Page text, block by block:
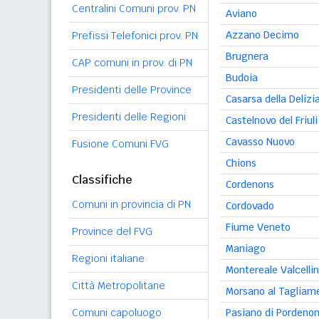
Centralini Comuni prov. PN
Prefissi Telefonici prov. PN
CAP comuni in prov. di PN
Presidenti delle Province
Presidenti delle Regioni
Fusione Comuni FVG
Classifiche
Comuni in provincia di PN
Province del FVG
Regioni italiane
Città Metropolitane
Comuni capoluogo
Aviano
Azzano Decimo
Brugnera
Budoia
Casarsa della
Castelnovo del Friuli
Cavasso Nuovo
Chions
Cordenons
Cordovado
Fiume Veneto
Maniago
Montereale
Morsano al
Pasiano di